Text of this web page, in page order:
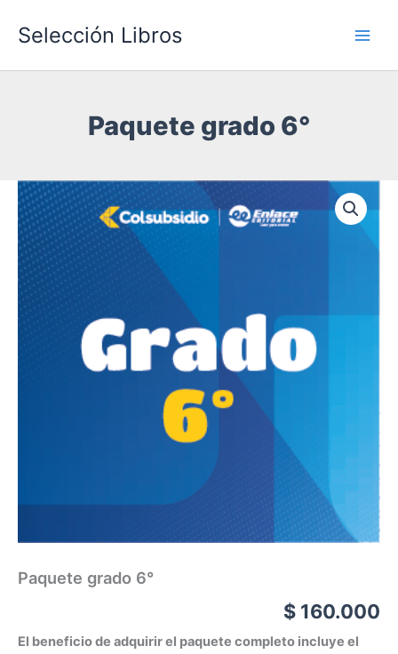
Selección Libros
Paquete grado 6°
Paquete grado 6°
$ 160.000
El beneficio de adquirir el paquete completo incluye el